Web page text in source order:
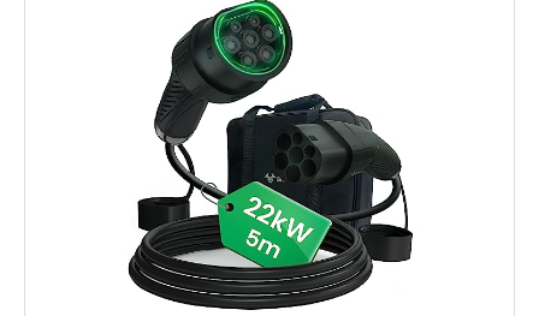
une utilisation dans l’UE avec homologation CE, TUV, UL.
Portable et facile à utiliser : le câble d’extension de
charge EV est facile à utiliser, A. Veuillez confirmer que
votre interface de charge de véhicule électrique est de type
2 / IEC62196-2. (Si vous ne savez pas, veuillez vérifier
l’image.) B. Insérez l’extrémité mâle du cordon d’extension
dans le poste de charge ou autre connecteur de sortie de
type 2, puis branchez l’extrémité femelle dans l’interface de
charge de la voiture.
[Garantie 2 ans] Les produits ont été méticuleusement
testés et sont livrés avec une garantie de 2 ans sans